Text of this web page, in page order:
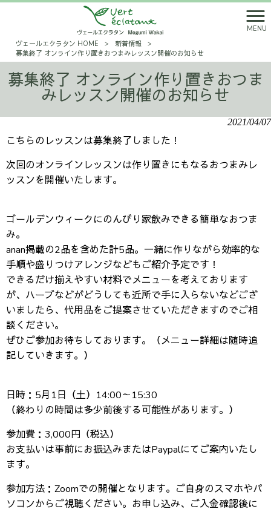
MENU
ヴェールエクラタン HOME
> 新着情報
>
募集終了 オンライン作り置きおつまみレッスン開催のお知らせ
募集終了 オンライン作り置きおつま
みレッスン開催のお知らせ
2021/04/07
こちらのレッスンは募集終了しました！
次回のオンラインレッスンは作り置きにもなるおつまみレ
ッスンを開催いたします。
ゴールデンウィークにのんびり家飲みできる簡単なおつま
み。
anan掲載の2品を含めた計5品。一緒に作りながら効率的な
手順や盛りつけアレンジなどもご紹介予定です！
できるだけ揃えやすい材料でメニューを考えております
が、ハーブなどがどうしても近所で手に入らないなどござ
いましたら、代用品をご提案させていただきますのでご相
談ください。
ぜひご参加お待ちしております。（メニュー詳細は随時追
記していきます。）
日時：5月1日（土）14:00～15:30
（終わりの時間は多少前後する可能性があります。）
参加費：3,000円（税込）
お支払いは事前にお振込みまたはPaypalにてご案内いたし
ます。
参加方法：Zoomでの開催となります。ご自身のスマホやパ
ソコンからご視聴ください。お申し込み、ご入金確認後に